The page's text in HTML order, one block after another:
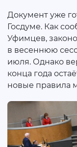
Документ уже
Госдуме. Как
Уфимцев,
в весеннюю
июля. Однако
конца года
новые правила